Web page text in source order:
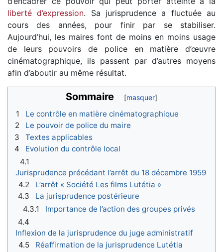
liberté d’expression. Sa jurisprudence a fluctuée au
cours des années, pour finir par se stabiliser.
Aujourd’hui, les maires font de moins en moins usage
de leurs pouvoirs de police en matière d’œuvre
cinématographique, ils passent par d’autres moyens
afin d’aboutir au même résultat.
Sommaire
1
Le contrôle en matière cinématographique
2
Le pouvoir de police du maire
3
Textes applicables
4
Evolution du contrôle local
4.1
Jurisprudence précédant l’arrêt du 18 décembre 1959
4.2
L’arrêt « Société Les films Lutétia »
4.3
La jurisprudence postérieure
4.3.1
Importance de l’action des groupes privés
4.4
Inflexion de la jurisprudence du juge administratif
4.5
Réaffirmation de la jurisprudence Lutétia